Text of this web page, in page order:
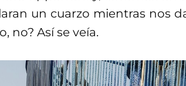
un cuarzo mientras nos
no? Así se veía.